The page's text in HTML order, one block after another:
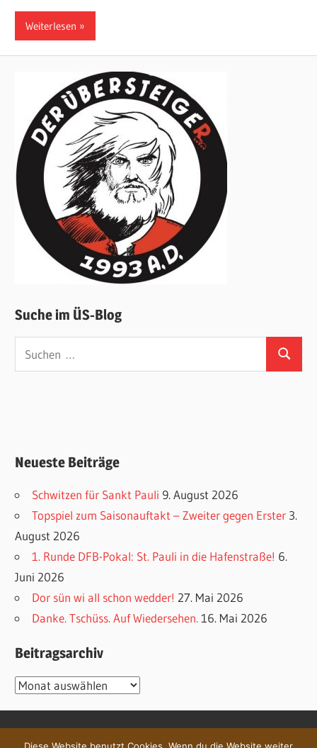
Weiterlesen
Suche im ÜS-Blog
Suchen
Neueste Beiträge
Schwitzen für Sankt Pauli 9. August 2026
Topspiel zum Saisonauftakt – Zweiter gegen Erster 3.
August 2026
1. Runde DFB-Pokal: St. Pauli in die Hafenstraße! 6.
Juni 2026
Dor sün wi all schon wedder! 27. Mai 2026
Danke. Tschüss. Auf Wiedersehen. 16. Mai 2026
Beitragsarchiv
Beitragsarchiv